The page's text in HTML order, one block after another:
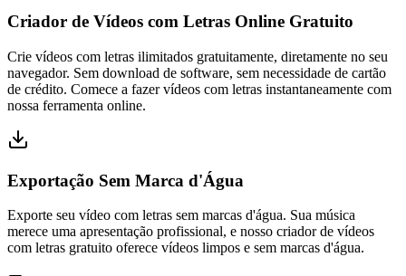
Criador de Vídeos com Letras Online Gratuito
Crie vídeos com letras ilimitados gratuitamente, diretamente no seu
navegador. Sem download de software, sem necessidade de cartão
de crédito. Comece a fazer vídeos com letras instantaneamente com
nossa ferramenta online.
Exportação Sem Marca d'Água
Exporte seu vídeo com letras sem marcas d'água. Sua música
merece uma apresentação profissional, e nosso criador de vídeos
com letras gratuito oferece vídeos limpos e sem marcas d'água.